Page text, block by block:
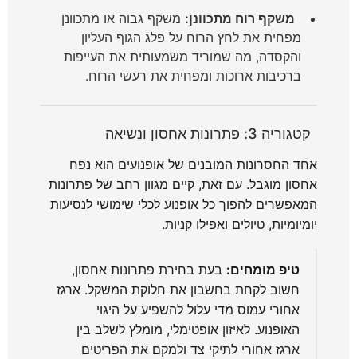
משקף רוח מתכוונן: משקף גבוה או מתכוונן
מפחית את לחץ הרוח על פלג הגוף העליון
והקסדה, מה שמוריד משמעותית את העייפות
ברכיבות ארוכות ומפחית את רעשי הרוח.
קטגוריה 3: פתרונות אחסון ונשיאה
אחד החסרונות המובנים של אופנועים הוא נפח
אחסון מוגבל. עם זאת, קיים מגוון רחב של פתרונות
המאפשרים להפוך כל אופנוע לכלי שימושי לנסיעות
יומיומיות, טיולים ואפילו קניות.
טיפ מומחים: בעת בחירת פתרונות אחסון,
חשוב לקחת בחשבון את חלוקת המשקל. ארגז
אחורי עמוס מדי עלול להשפיע על היגוי
האופנוע. לאיזון אופטימלי, מומלץ לשלב בין
ארגז אחורי לתיקי צד ולמקם את הפריטים